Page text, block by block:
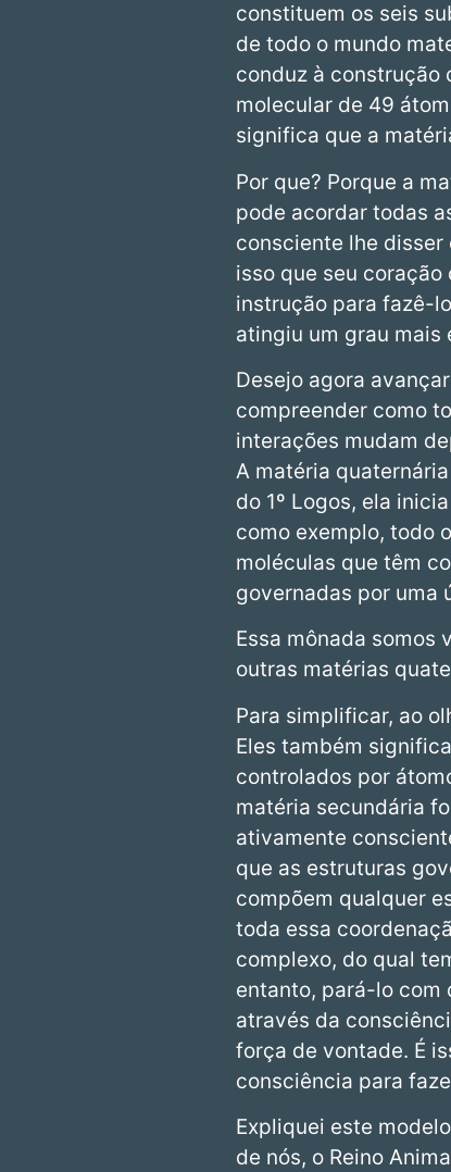
constituem os seis
de todo o mundo
conduz à construção
molecular de 49
significa que a
Por que? Porque a
pode acordar todas
consciente lhe disser
isso que seu
instrução para fazê-
atingiu um grau mais
Desejo agora
compreender como
interações mudam
A matéria
do 1º Logos, ela
como exemplo, todo
moléculas que têm
governadas por uma
Essa mônada somos
outras matérias
Para simplificar, ao
Eles também
controlados por
matéria secundária
ativamente
que as estruturas
compõem qualquer
toda essa
complexo, do qual
entanto, pará-lo com
através da
força de vontade. É
consciência para
Expliquei este
de nós, o Reino